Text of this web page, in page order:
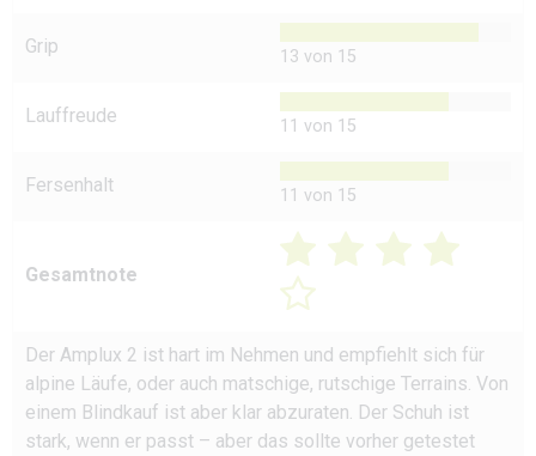
Grip 13 von 15
Lauffreude 11 von 15
Fersenhalt 11 von 15
Gesamtnote
Der Amplux 2 ist hart im Nehmen und empfiehlt sich für
alpine Läufe, oder auch matschige, rutschige Terrains. Von
einem Blindkauf ist aber klar abzuraten. Der Schuh ist
stark, wenn er passt – aber das sollte vorher getestet